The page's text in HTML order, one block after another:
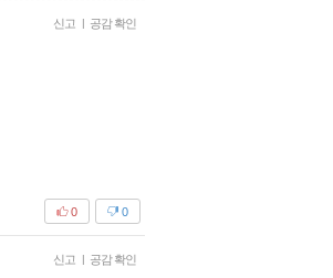
신고 공감 확인
0
0
신고 공감 확인